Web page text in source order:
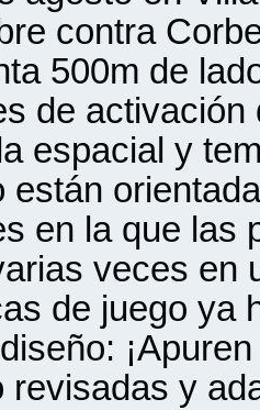
contra
500m de
de activación
espacial y
están
en la que las
veces en
de juego ya
revisadas y